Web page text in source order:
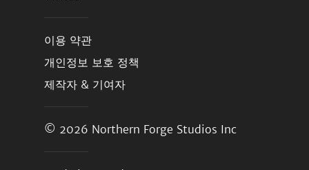
이용 약관
개인정보 보호 정책
제작자 & 기여자
© 2026 Northern Forge Studios Inc